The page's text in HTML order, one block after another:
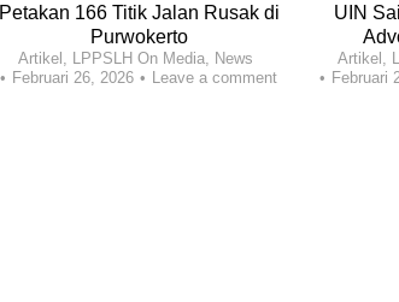
Petakan 166 Titik Jalan Rusak di
Purwokerto
Artikel , LPPSLH On Media, News
Februari 26, 2026
Leave a comment
UIN
Artikel ,
Februari